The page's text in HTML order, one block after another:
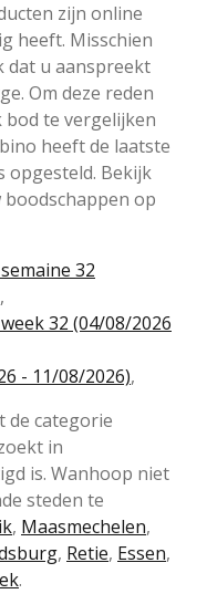
zijn online
heeft. Misschien
dat u aanspreekt
Om deze reden
bod te vergelijken
heeft de laatste
opgesteld. Bekijk
op
32
,
32 (04/08/2026
- 11/08/2026),
de categorie
in
is. Wanhoop niet
steden te
, Maasmechelen,
, Retie, Essen,
.